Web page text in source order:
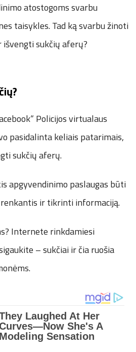
atostogoms svarbu
taisykles. Tad ką svarbu žinoti
sukčių aferų?
Policijos virtualaus
pasidalinta keliais patarimais,
sukčių aferų.
apgyvendinimo paslaugas būti
ir tikrinti informaciją.
Internete rinkdamiesi
– sukčiai ir čia ruošia